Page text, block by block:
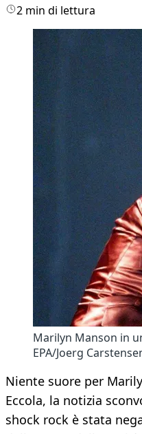
2 min di lettura
Marilyn Manson in
EPA/Joerg
Niente suore per
Eccola, la notizia
shock rock è stata